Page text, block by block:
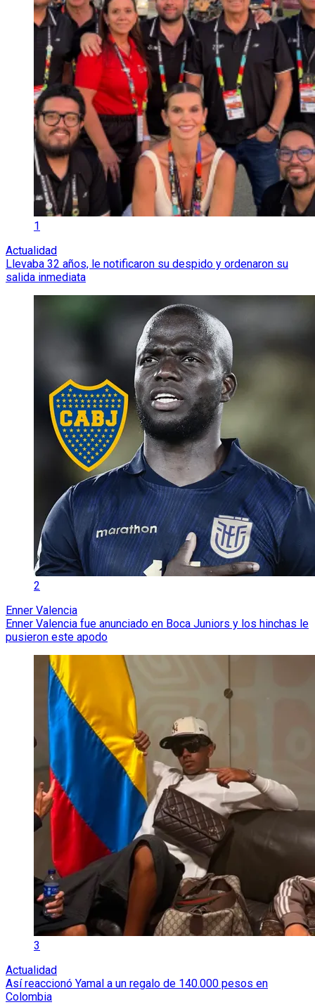
1
Actualidad
Llevaba 32 años, le notificaron su despido y ordenaron su
salida inmediata
2
Enner Valencia
Enner Valencia fue anunciado en Boca Juniors y los hinchas le
pusieron este apodo
3
Actualidad
Así reaccionó Yamal a un regalo de 140.000 pesos en
Colombia